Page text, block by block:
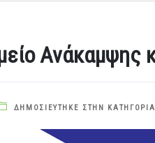
Ανάκαμψης
ΔΗΜΟΣΙΕΎΤΗΚΕ ΣΤΗΝ